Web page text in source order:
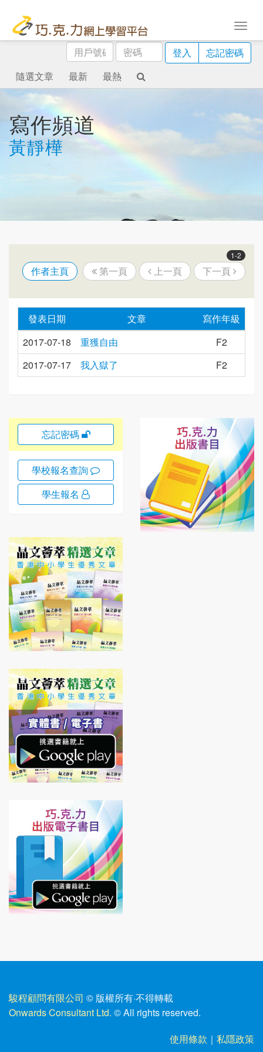
用
戶
號
碼
密
碼
登入
忘記密碼
隨選文章
最新 最熱
寫作頻道
黃靜樺
1-2
作者主頁 第一頁 上一頁 下一頁
發表日期 文章
寫作年級
2017-07-18
重獲自由
F2
2017-07-17
我入獄了 F2
忘記密碼
學校報名查詢
學生報名
駿程顧問有限公司 © 版權所有·不得轉載
Onwards Consultant Ltd. © All rights reserved.
使用條款 ｜ 私隱政策